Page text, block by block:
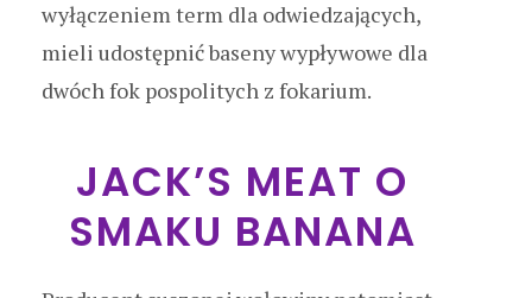
wyłączeniem term dla odwiedzających,
mieli udostępnić baseny wypływowe dla
dwóch fok pospolitych z fokarium.
JACK’S MEAT O
SMAKU BANANA